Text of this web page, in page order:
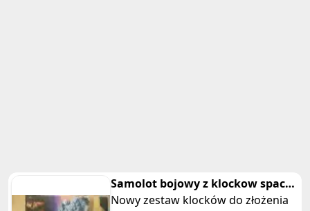
Samolot bojowy z klockow space
wars
Nowy zestaw klocków do złożenia